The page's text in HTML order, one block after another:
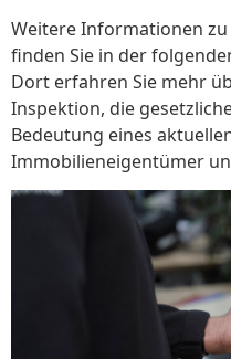
Weitere Informationen
finden Sie in der
Dort erfahren Sie mehr
Inspektion, die
Bedeutung eines
Immobilieneigentümer